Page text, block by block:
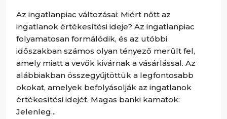
Az ingatlanpiac változásai: Miért nőtt az
ingatlanok értékesítési ideje? Az ingatlanpiac
folyamatosan formálódik, és az utóbbi
időszakban számos olyan tényező merült fel,
amely miatt a vevők kivárnak a vásárlással. Az
alábbiakban összegyűjtöttük a legfontosabb
okokat, amelyek befolyásolják az ingatlanok
értékesítési idejét. Magas banki kamatok:
Jelenleg...